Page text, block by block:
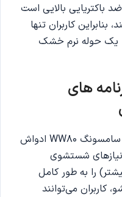
باکتریایی بالایی است
کاربران تنها
با یک حوله نرم خشک
های
ظرفیت شستشوی این لباسشویی سامسونگ WW80 ادواش
نیازهای شستشوی
(7 نفر یا بیشتر) را به طور کامل
کاربران می‌توانند